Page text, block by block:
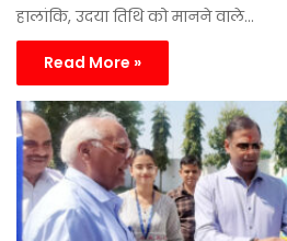
हालांकि, उदया तिथि को मानने वाले…
Read More »